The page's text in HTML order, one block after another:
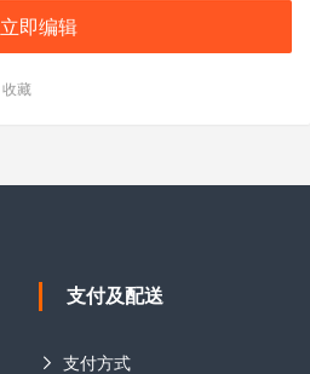
立即编辑
收藏
支付及配送
支付方式